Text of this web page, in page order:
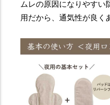
ムレの原因になりやすい
用だから、通気性が良く